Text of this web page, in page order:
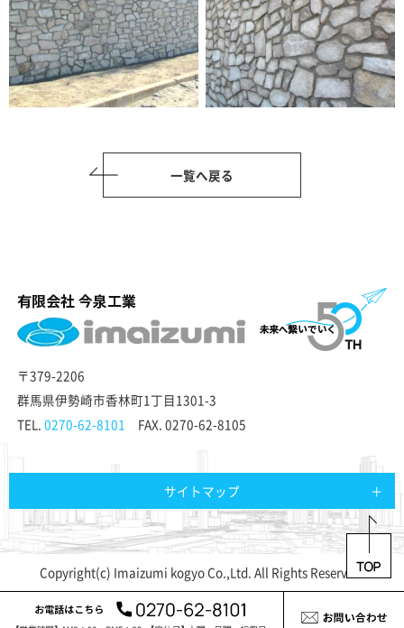
一覧へ戻る
〒379-2206
群馬県伊勢崎市香林町1丁目1301-3
TEL. 0270-62-8101 FAX. 0270-62-8105
サイトマップ
Copyright(c) Imaizumi kogyo Co.,Ltd. All Rights Reserved.